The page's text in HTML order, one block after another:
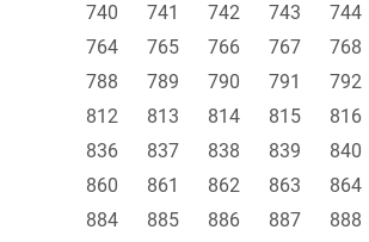
740
741 742 743 744
764
765 766 767 768
788
789 790 791 792
812
813 814 815 816
836
837 838 839 840
860
861 862 863 864
884
885 886 887 888